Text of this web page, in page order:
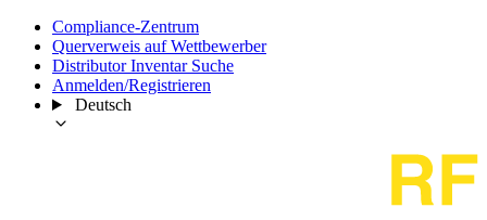
Compliance-Zentrum
Querverweis auf Wettbewerber
Distributor Inventar Suche
Anmelden/Registrieren
Deutsch